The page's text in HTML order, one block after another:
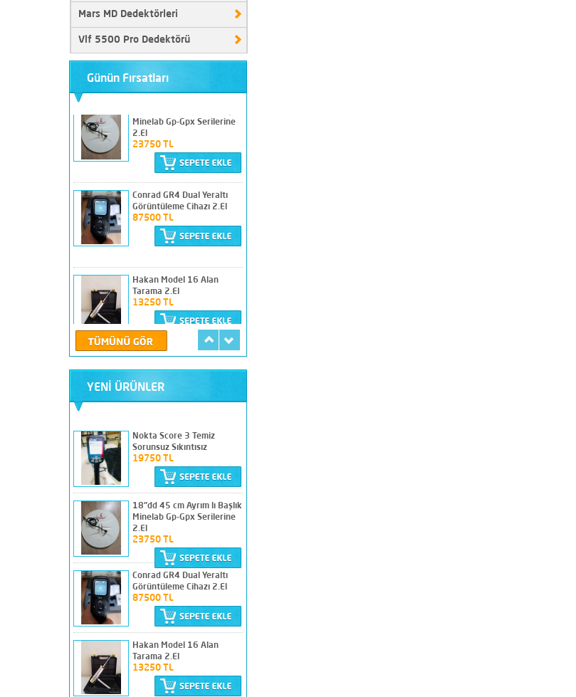
Mars MD Dedektörleri
Vlf 5500 Pro Dedektörü
Günün Fırsatları
Nokta Score 3 Temiz
Sorunsuz Sıkıntısız
19750 TL
23750 TL
Conrad GR4 Dual Yeraltı
Görüntüleme Cihazı 2.El
87500 TL
Tarama 2.El
13250 TL
MİNELAB GP-GPX SERİLERİ
İÇİN ANA ÜNİTE BATARYA
Ayarında
260000 TL
Deep 3D Max Alan
Tarama+Yeraltı
Görüntüleme Cihazı 2.El
38500 TL
Adrenalin Z18 Yeraltı
Görüntüleme Cihazı 2.El
67500 TL
Apron Delux Alan Tarama
Çok Temiz
YENİ ÜRÜNLER
Nokta Score 3 Temiz
Sorunsuz Sıkıntısız
19750 TL
18"dd 45 cm Ayrım lı Başlık
Minelab Gp-Gpx Serilerine
2.El
23750 TL
Conrad GR4 Dual Yeraltı
Görüntüleme Cihazı 2.El
87500 TL
Hakan Model 16 Alan
Tarama 2.El
13250 TL